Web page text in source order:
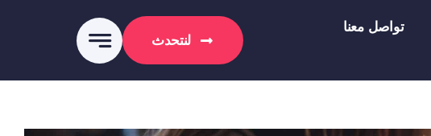
تواصل معنا
لنتحدث